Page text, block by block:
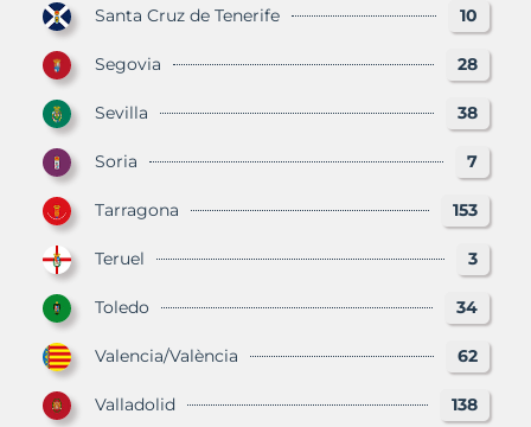
Santa Cruz de Tenerife 10
Segovia 28
Sevilla 38
Soria 7
Tarragona 153
Teruel 3
Toledo 34
Valencia/València 62
Valladolid 138